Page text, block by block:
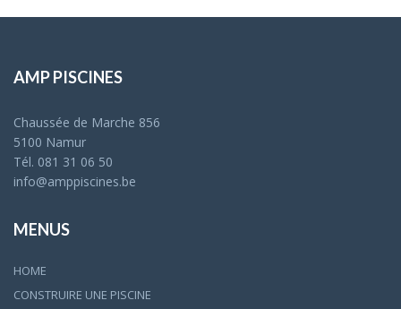
AMP PISCINES
Chaussée de Marche 856
5100 Namur
Tél. 081 31 06 50
info@amppiscines.be
MENUS
HOME
CONSTRUIRE UNE PISCINE